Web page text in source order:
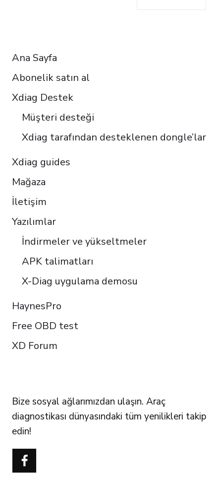
English
Ana Sayfa
Abonelik satın al
Xdiag Destek
Müşteri desteği
Xdiag tarafından desteklenen dongle’lar
Xdiag guides
Mağaza
İletişim
Yazılımlar
İndirmeler ve yükseltmeler
APK talimatları
X-Diag uygulama demosu
HaynesPro
Free OBD test
XD Forum
Bize sosyal ağlarımızdan ulaşın. Araç
diagnostikası dünyasındaki tüm yenilikleri takip
edin!